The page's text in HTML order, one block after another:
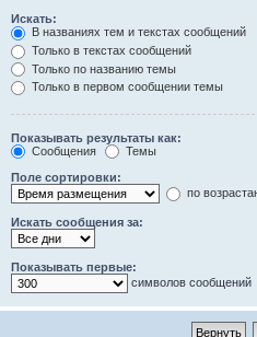
Искать:
В названиях тем и текстах сообщений
Только в текстах сообщений
Только по названию темы
Только в первом сообщении темы
Показывать результаты как:
Сообщения
Темы
Поле сортировки:
по
Искать сообщения за:
Показывать первые:
символов сообщений